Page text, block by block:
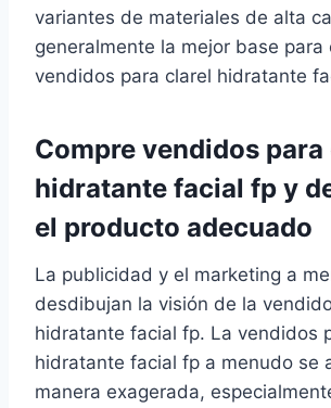
variantes de materiales de alta
generalmente la mejor base para
vendidos para clarel hidratante
Compre vendidos para
hidratante facial fp y
el producto adecuado
La publicidad y el marketing a
desdibujan la visión de la
hidratante facial fp. La vendidos
hidratante facial fp a menudo se
manera exagerada,